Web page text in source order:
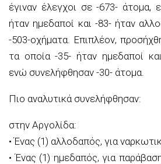
έγιναν έλεγχοι σε -673-
ήταν ημεδαποί και -83- ήταν
-503-οχήματα. Επιπλέον,
τα οποία -35- ήταν ημεδαποί
ενώ συνελήφθησαν -30- άτομα.
Πιο αναλυτικά συνελήφθησαν:
στην Αργολίδα:
• Ένας (1) αλλοδαπός, για
• Ένας (1) ημεδαπός, για